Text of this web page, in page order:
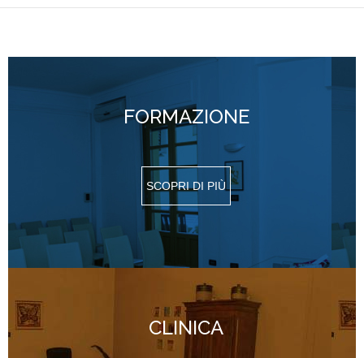
FORMAZIONE
SCOPRI DI PIÙ
CLINICA